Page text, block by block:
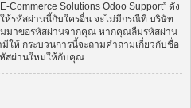
Commerce Solutions Odoo Support” ดัง
ห้รหัสผ่านนี้กับใครอื่น จะไม่มีกรณีที่ บริษัท
มมาขอรหัสผ่านจากคุณ หากคุณลืมรหัสผ่าน
ให้ กระบวนการนี้จะถามคำถามเกี่ยวกับชื่อ
หัสผ่านใหม่ให้กับคุณ